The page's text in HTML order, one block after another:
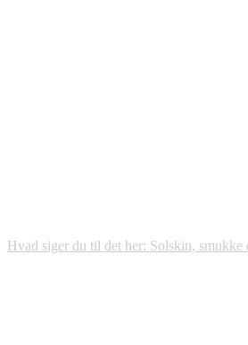
Hvad siger du til det her: Solskin, smukke